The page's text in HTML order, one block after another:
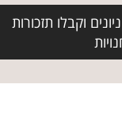
וקבלו תזכורות